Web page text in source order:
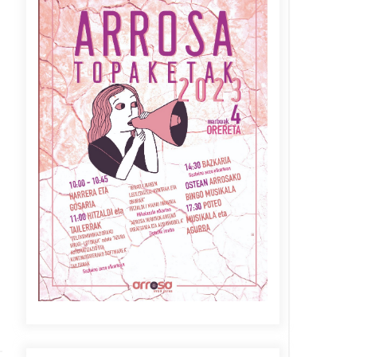
Azaroak 6 Iurretan Arrosa
sarearen IX. topaketak
2021/10/04
Berria egunkarian
elkarrizketa Arrosaren 20
urteez
2021/07/06
Arrosaren laburpen bideoa
Hamaika Telebistaren eskutik
2021/06/30